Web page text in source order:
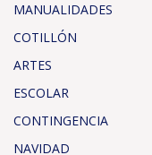
MANUALIDADES
COTILLÓN
ARTES
ESCOLAR
CONTINGENCIA
NAVIDAD